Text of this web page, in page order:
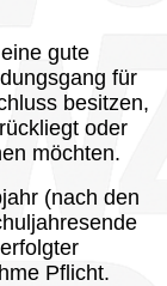
gute
für
besitzen,
oder
möchten.
(nach den
Pflicht.